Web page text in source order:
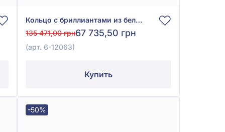
Кольцо с бриллиантами из белого золота 585° с синим сапфиром 1,69ct и бриллиантом 0,27ct, арт. 6-12063
135 471,00 грн67 735,50 грн
(арт. 6-12063)
Купить
-50%